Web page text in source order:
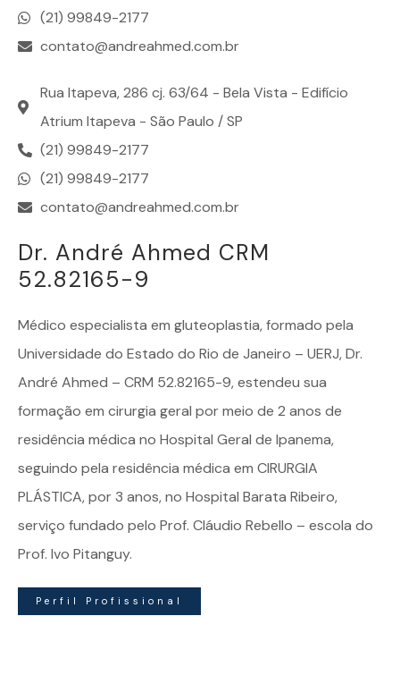
(21) 99849-2177
contato@andreahmed.com.br
Rua Itapeva, 286 cj. 63/64 - Bela Vista - Edifício
Atrium Itapeva - São Paulo / SP
(21) 99849-2177
(21) 99849-2177
contato@andreahmed.com.br
Dr. André Ahmed CRM
52.82165-9
Médico especialista em gluteoplastia, formado pela
Universidade do Estado do Rio de Janeiro – UERJ, Dr.
André Ahmed – CRM 52.82165-9, estendeu sua
formação em cirurgia geral por meio de 2 anos de
residência médica no Hospital Geral de Ipanema,
seguindo pela residência médica em CIRURGIA
PLÁSTICA, por 3 anos, no Hospital Barata Ribeiro,
serviço fundado pelo Prof. Cláudio Rebello – escola do
Prof. Ivo Pitanguy.
Perfil Profissional